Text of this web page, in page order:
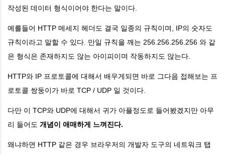
UDP - 사용자 데이터그램 프로토콜
👀 UDP 통신 과정 시각적으로 보기
📄 UDP 헤더 구성
TCP를 버리고 UDP를 선택한 HTTP 3.0
작성된 데이터 형식이어야 한다는 말이다.
예를들어 HTTP 메세지 헤더도 결국 일종의 규칙이며, IP의 숫자도
규칙이라고 말할 수 있다. 만일 규칙을 깨는 256.256.256.256 와 같
은 형식은 존재하지도 않는 아이피이며 작동하지도 않는다.
HTTP와 IP 프로토콜에 대해서 배우게되면 바로 그다음 접해보는 프
로토콜 쌍둥이가 바로 TCP / UDP 일 것이다.
다만 이 TCP와 UDP에 대해서 귀가 아플정도로 들어봤겠지만 아무
리 들어도 개념이 애매하게 느껴진다.
왜냐하면 HTTP 같은 경우 브라우저의 개발자 도구의 네트워크 탭